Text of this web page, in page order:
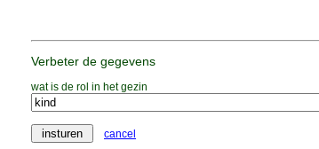
Verbeter de gegevens
wat is de rol in het gezin
cancel